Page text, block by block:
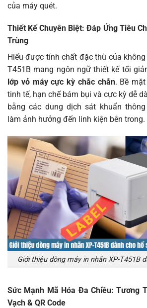
của máy quét.
Thiết Kế Chuyên Biệt: Đáp Ứng Tiêu
Trùng
Hiểu được tính chất đặc thù của không
T451B mang ngôn ngữ thiết kế tối
lớp vỏ máy cực kỳ chắc chắn. Bề
tinh tế, hạn chế bám bụi và cực kỳ dễ
bằng các dung dịch sát khuẩn
làm ảnh hưởng đến linh kiện bên trong.
Giới thiệu dòng máy in nhãn XP-T451B
Sức Mạnh Mã Hóa Đa Chiều: Tương
Vạch & QR Code